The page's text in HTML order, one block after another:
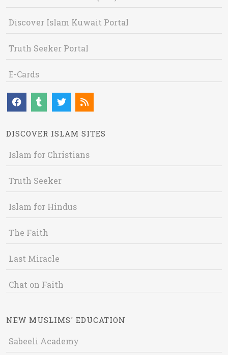
Discover Islam Kuwait Portal
Truth Seeker Portal
E-Cards
DISCOVER ISLAM SITES
Islam for Christians
Truth Seeker
Islam for Hindus
The Faith
Last Miracle
Chat on Faith
NEW MUSLIMS' EDUCATION
Sabeeli Academy